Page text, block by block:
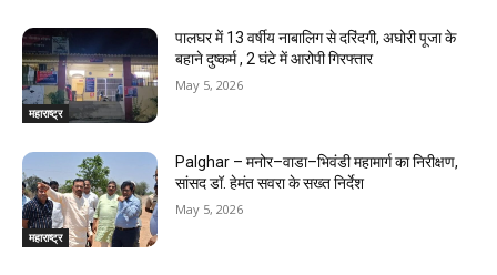
महाराष्ट्र
पालघर में 13 वर्षीय नाबालिग से दरिंदगी, अघोरी पूजा के
बहाने दुष्कर्म , 2 घंटे में आरोपी गिरफ्तार
May 5, 2026
महाराष्ट्र
Palghar – मनोर–वाडा–भिवंडी महामार्ग का निरीक्षण,
सांसद डॉ. हेमंत सवरा के सख्त निर्देश
May 5, 2026